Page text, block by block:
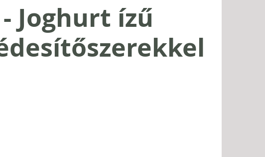
Joghurt ízű